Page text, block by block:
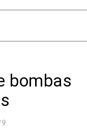
bombas